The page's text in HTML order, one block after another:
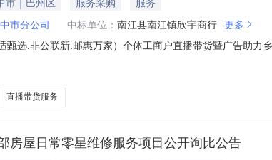
市分公司 中标单位： 南江县南江镇欣宇商行 更多
甄选.非公联新.邮惠万家）个体工商户直播带货暨广告助
织开展了个体工商户直播带货经营主体甄选（第一季）综
20分
直播带货服务
房屋日常零星维修服务项目公开询比公告